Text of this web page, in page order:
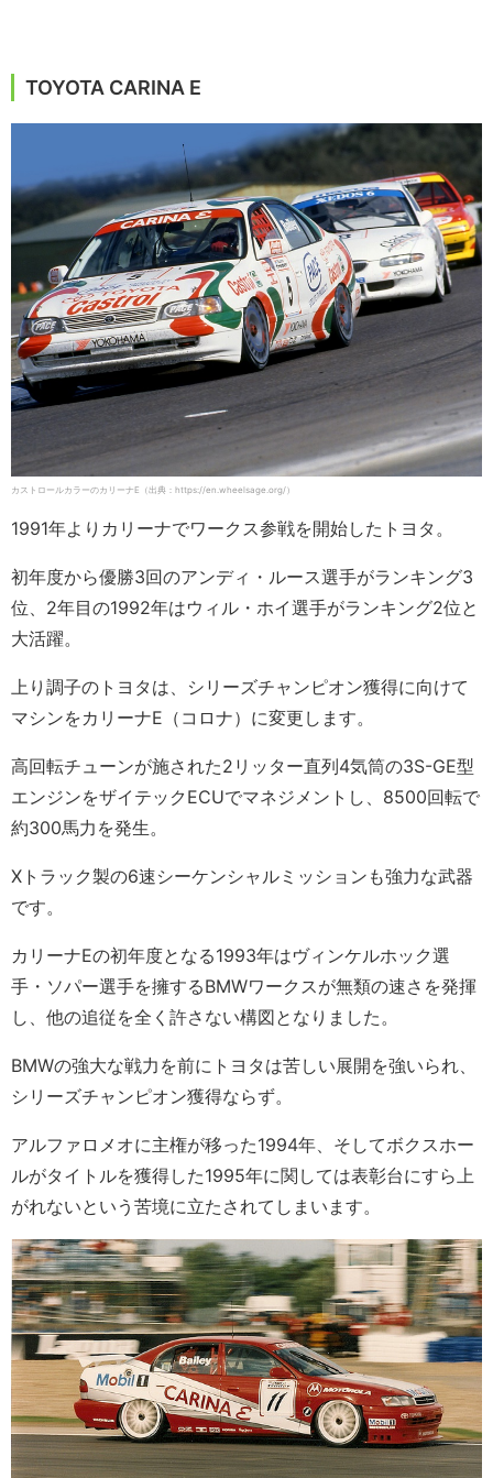
TOYOTA CARINA E
カストロールカラーのカリーナE（出典：https://en.wheelsage.org/）
1991年よりカリーナでワークス参戦を開始したトヨタ。
初年度から優勝3回のアンディ・ルース選手がランキング3
位、2年目の1992年はウィル・ホイ選手がランキング2位と
大活躍。
上り調子のトヨタは、シリーズチャンピオン獲得に向けて
マシンをカリーナE（コロナ）に変更します。
高回転チューンが施された2リッター直列4気筒の3S-GE型
エンジンをザイテックECUでマネジメントし、8500回転で
約300馬力を発生。
Xトラック製の6速シーケンシャルミッションも強力な武器
です。
カリーナEの初年度となる1993年はヴィンケルホック選
手・ソパー選手を擁するBMWワークスが無類の速さを発揮
し、他の追従を全く許さない構図となりました。
BMWの強大な戦力を前にトヨタは苦しい展開を強いられ、
シリーズチャンピオン獲得ならず。
アルファロメオに主権が移った1994年、そしてボクスホー
ルがタイトルを獲得した1995年に関しては表彰台にすら上
がれないという苦境に立たされてしまいます。